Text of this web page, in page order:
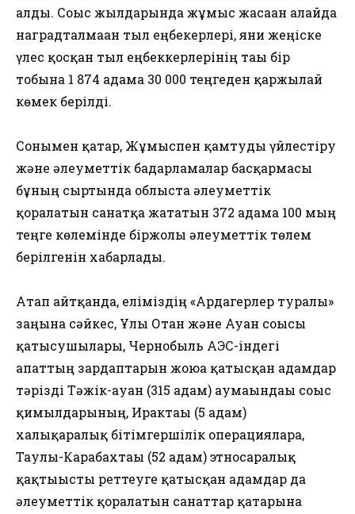
алды. Соғыс жылдарында жұмыс жасаған алайда
наградталмаған тыл еңбекерлері, яғни жеңіске
үлес қосқан тыл еңбеккерлерінің тағы бір
тобына 1 874 адамға 30 000 теңгеден қаржылай
көмек берілді.
Сонымен қатар, Жұмыспен қамтуды үйлестіру
және әлеуметтік бағдарламалар басқармасы
бұның сыртында облыста әлеуметтік
қорғалатын санатқа жататын 372 адамға 100 мың
теңге көлемінде біржолғы әлеуметтік төлем
берілгенін хабарлады.
Атап айтқанда, еліміздің «Ардагерлер туралы»
заңына сәйкес, Ұлы Отан және Ауған соғысы
қатысушылары, Чернобыль АЭС-індегі
апаттың зардаптарын жоюға қатысқан адамдар
тәрізді Тәжік-ауған (315 адам) аумағындағы соғыс
қимылдарының, Ирактағы (5 адам)
халықаралық бітімгершілік операцияларға,
Таулы-Карабахтағы (52 адам) этносаралық
қақтығысты реттеуге қатысқан адамдар да
әлеуметтік қорғалатын санаттар қатарына